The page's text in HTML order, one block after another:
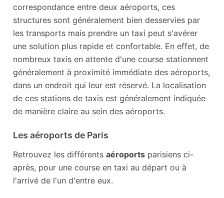
correspondance entre deux aéroports, ces
structures sont généralement bien desservies par
les transports mais prendre un taxi peut s'avérer
une solution plus rapide et confortable. En effet, de
nombreux taxis en attente d'une course stationnent
généralement à proximité immédiate des aéroports,
dans un endroit qui leur est réservé. La localisation
de ces stations de taxis est généralement indiquée
de manière claire au sein des aéroports.
Les aéroports de Paris
Retrouvez les différentsaéroports parisiens ci-
après, pour une course en taxi au départ ou à
l'arrivé de l'un d'entre eux.